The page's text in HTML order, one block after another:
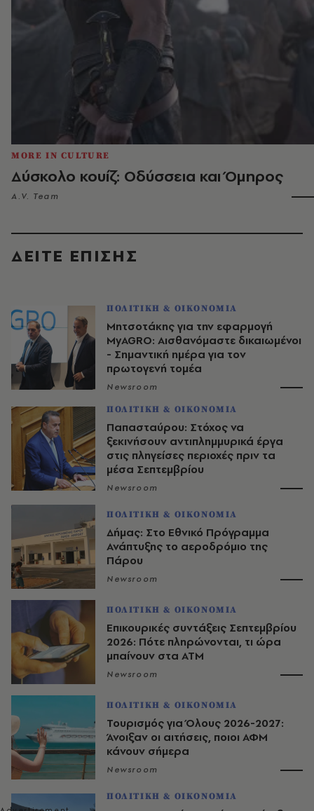
MORE IN CULTURE
Δύσκολο κουίζ: Οδύσσεια και Όμηρος
A.V. Team
ΔΕΙΤΕ ΕΠΙΣΗΣ
ΠΟΛΙΤΙΚΗ & ΟΙΚΟΝΟΜΙΑ
Μητσοτάκης για την εφαρμογή
MyAGRO: Αισθανόμαστε δικαιωμένοι
- Σημαντική ημέρα για τον
πρωτογενή τομέα
Newsroom
ΠΟΛΙΤΙΚΗ & ΟΙΚΟΝΟΜΙΑ
Παπασταύρου: Στόχος να
ξεκινήσουν αντιπλημμυρικά έργα
στις πληγείσες περιοχές πριν τα
μέσα Σεπτεμβρίου
Newsroom
ΠΟΛΙΤΙΚΗ & ΟΙΚΟΝΟΜΙΑ
Δήμας: Στο Εθνικό Πρόγραμμα
Ανάπτυξης το αεροδρόμιο της
Πάρου
Newsroom
ΠΟΛΙΤΙΚΗ & ΟΙΚΟΝΟΜΙΑ
Επικουρικές συντάξεις Σεπτεμβρίου
2026: Πότε πληρώνονται, τι ώρα
μπαίνουν στα ΑΤΜ
Newsroom
ΠΟΛΙΤΙΚΗ & ΟΙΚΟΝΟΜΙΑ
Τουρισμός για Όλους 2026-2027:
Άνοιξαν οι αιτήσεις, ποιοι ΑΦΜ
κάνουν σήμερα
Newsroom
ΠΟΛΙΤΙΚΗ & ΟΙΚΟΝΟΜΙΑ